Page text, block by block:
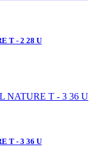
T - 2 28 U
T - 3 36 U